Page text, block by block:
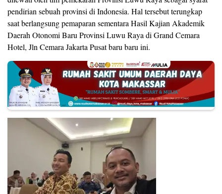
pendirian sebuah provinsi di Indonesia. Hal tersebut terungkap
saat berlangsung pemaparan sementara Hasil Kajian Akademik
Daerah Otonomi Baru Provinsi Luwu Raya di Grand Cemara
Hotel, Jln Cemara Jakarta Pusat baru baru ini.